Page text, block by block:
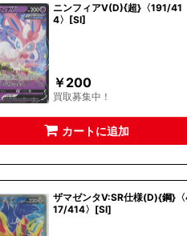
ニンフィアV(D){超}〈191/41
4〉[SI]
￥200
買取募集中！
カートに追加
ザマゼンタV:SR仕様(D){鋼}
17/414〉[SI]